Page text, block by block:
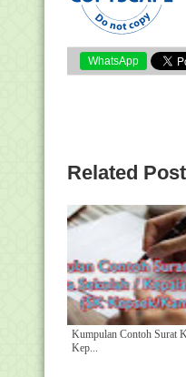
WhatsApp
Related
Kumpulan Contoh Surat
Kep...